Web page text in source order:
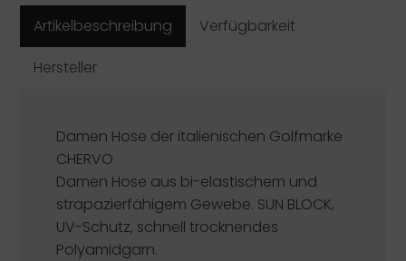
Artikelbeschreibung
Verfügbarkeit
Hersteller
Damen Hose der italienischen Golfmarke
CHERVO
Damen Hose aus bi-elastischem und
strapazierfähigem Gewebe. SUN BLOCK,
UV-Schutz, schnell trocknendes
Polyamidgarn.